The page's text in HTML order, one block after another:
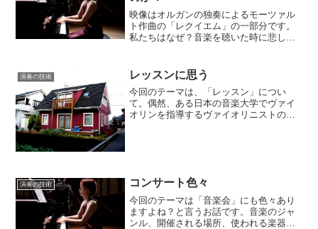
映像はオルガンの独奏によるモーツァル
ト作曲の「レクイエム」の一部分です。
私たちはなぜ？音楽を聴いた時に悲しみ
かもしれません。聴いたことのない音楽
で歌詞もない音楽なのに…...
演奏の技術 レッスンに思う
今回のテーマは、「レッスン」につい
て。偶然、ある日本の音楽大学でヴァイ
オリンを指導するヴァイオリニストの
演奏の技術 コンサート色々
今回のテーマは「音楽会」にも色々あり
ますよね？と言うお話です。音楽のジャ
ンル、開催される場所、使われる楽器な